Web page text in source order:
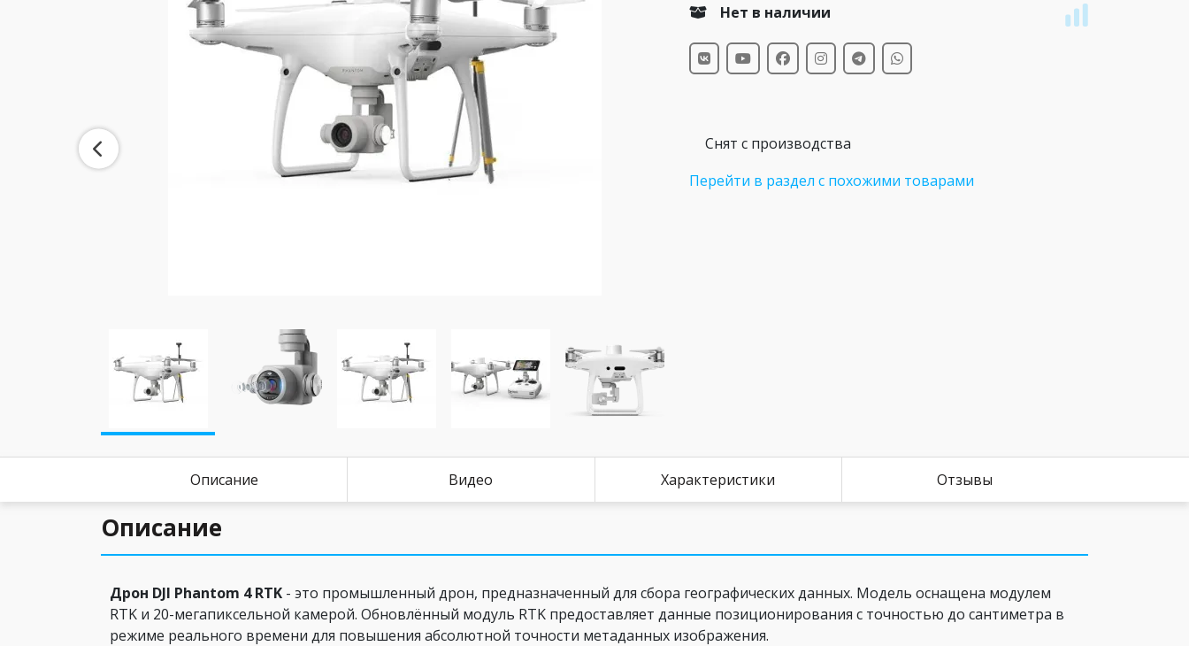
Нет в наличии
Снят с производства
Перейти в раздел с похожими товарами
Описание Видео Характеристики Отзывы
Описание
Дрон DJI Phantom 4 RTK - это промышленный дрон, предназначенный для сбора географических данных. Модель оснащена модулем
RTK и 20-мегапиксельной камерой. Обновлённый модуль RTK предоставляет данные позиционирования с точностью до сантиметра в
режиме реального времени для повышения абсолютной точности метаданных изображения.